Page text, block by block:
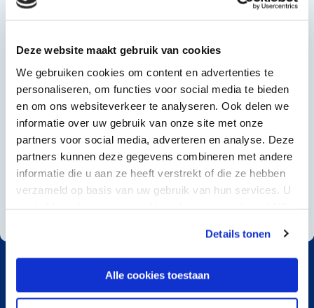
Deze website maakt gebruik van cookies
We gebruiken cookies om content en advertenties te
personaliseren, om functies voor social media te bieden
en om ons websiteverkeer te analyseren. Ook delen we
informatie over uw gebruik van onze site met onze
partners voor social media, adverteren en analyse. Deze
partners kunnen deze gegevens combineren met andere
informatie die u aan ze heeft verstrekt of die ze hebben
verzameld op basis van uw gebruik van hun services. U
Details tonen
Alle cookies toestaan